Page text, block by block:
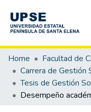
Communities &
All of DSpace
Statistics
Home